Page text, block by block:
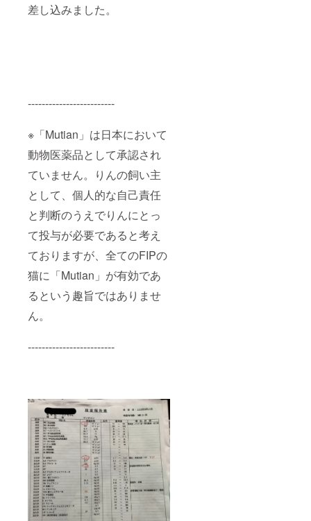
差し込みました。
-------------------------
※「Mutian」は日本において
動物医薬品として承認され
ていません。りんの飼い主
として、個人的な自己責任
と判断のうえでりんにとっ
て投与が必要であると考え
ておりますが、全てのFIPの
猫に「Mutian」が有効であ
るという趣旨ではありませ
ん。
-------------------------